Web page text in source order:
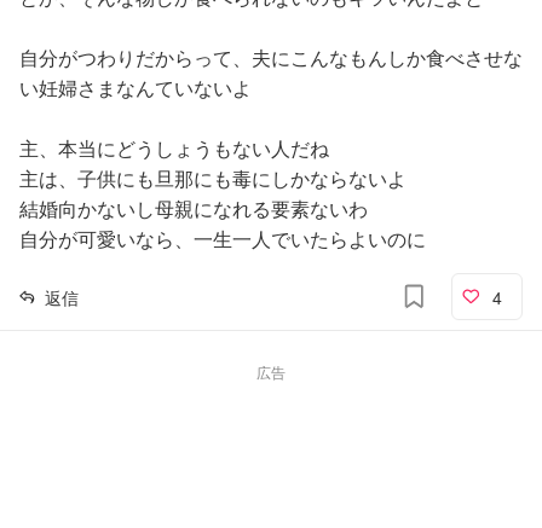
自分がつわりだからって、夫にこんなもんしか食べさせな
い妊婦さまなんていないよ
主、本当にどうしょうもない人だね
主は、子供にも旦那にも毒にしかならないよ
結婚向かないし母親になれる要素ないわ
自分が可愛いなら、一生一人でいたらよいのに
返信 4
広告